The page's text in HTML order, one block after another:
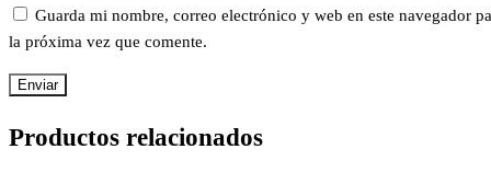
Guarda mi nombre, correo electrónico y web en este navegador
la próxima vez que comente.
Productos relacionados